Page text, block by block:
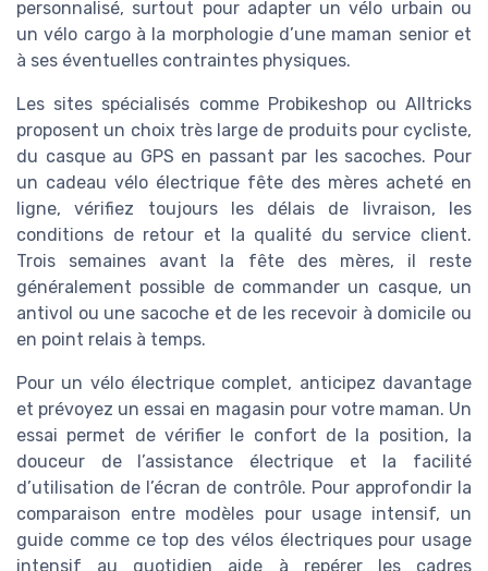
personnalisé, surtout pour adapter un vélo urbain ou
un vélo cargo à la morphologie d’une maman senior et
à ses éventuelles contraintes physiques.
Les sites spécialisés comme Probikeshop ou Alltricks
proposent un choix très large de produits pour cycliste,
du casque au GPS en passant par les sacoches. Pour
un cadeau vélo électrique fête des mères acheté en
ligne, vérifiez toujours les délais de livraison, les
conditions de retour et la qualité du service client.
Trois semaines avant la fête des mères, il reste
généralement possible de commander un casque, un
antivol ou une sacoche et de les recevoir à domicile ou
en point relais à temps.
Pour un vélo électrique complet, anticipez davantage
et prévoyez un essai en magasin pour votre maman. Un
essai permet de vérifier le confort de la position, la
douceur de l’assistance électrique et la facilité
d’utilisation de l’écran de contrôle. Pour approfondir la
comparaison entre modèles pour usage intensif, un
guide comme ce top des vélos électriques pour usage
intensif au quotidien aide à repérer les cadres